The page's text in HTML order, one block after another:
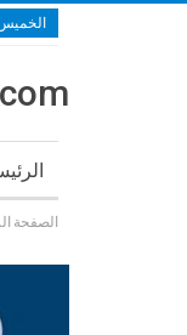
الخميس,
الصفحة